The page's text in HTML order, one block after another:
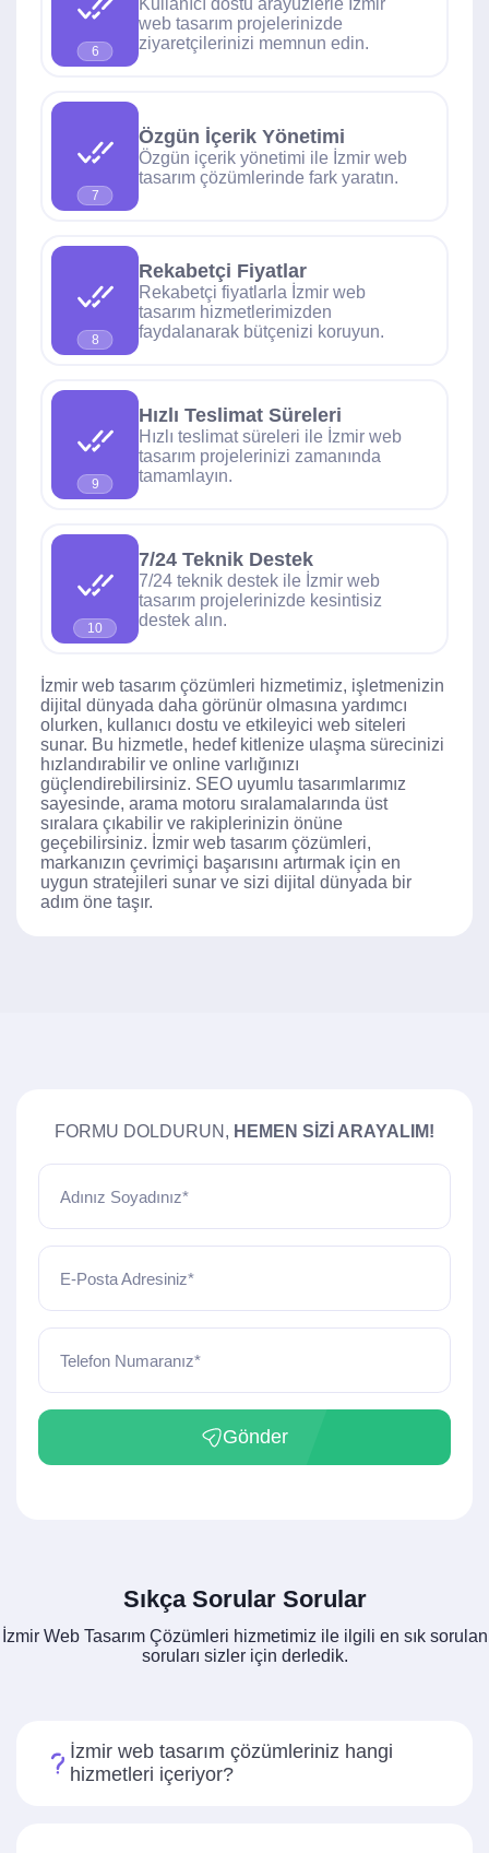
6
web tasarım projelerinizde
ziyaretçilerinizi memnun edin.
7
Özgün İçerik Yönetimi
Özgün içerik yönetimi ile İzmir web
tasarım çözümlerinde fark yaratın.
8
Rekabetçi Fiyatlar
Rekabetçi fiyatlarla İzmir web
tasarım hizmetlerimizden
faydalanarak bütçenizi koruyun.
9
Hızlı Teslimat Süreleri
Hızlı teslimat süreleri ile İzmir web
tasarım projelerinizi zamanında
tamamlayın.
10
7/24 Teknik Destek
7/24 teknik destek ile İzmir web
tasarım projelerinizde kesintisiz
destek alın.
İzmir web tasarım çözümleri hizmetimiz, işletmenizin
dijital dünyada daha görünür olmasına yardımcı
olurken, kullanıcı dostu ve etkileyici web siteleri
sunar. Bu hizmetle, hedef kitlenize ulaşma sürecinizi
hızlandırabilir ve online varlığınızı
güçlendirebilirsiniz. SEO uyumlu tasarımlarımız
sayesinde, arama motoru sıralamalarında üst
sıralara çıkabilir ve rakiplerinizin önüne
geçebilirsiniz. İzmir web tasarım çözümleri,
markanızın çevrimiçi başarısını artırmak için en
uygun stratejileri sunar ve sizi dijital dünyada bir
adım öne taşır.
FORMU DOLDURUN, HEMEN SIZI ARAYALIM!
Adınız Soyadınız*
E-Posta Adresiniz*
Telefon Numaranız*
Gönder
Sıkça Sorular Sorular
İzmir Web Tasarım Çözümleri hizmetimiz ile ilgili en sık sorulan
soruları sizler için derledik.
İzmir web tasarım çözümleriniz hangi
hizmetleri içeriyor?